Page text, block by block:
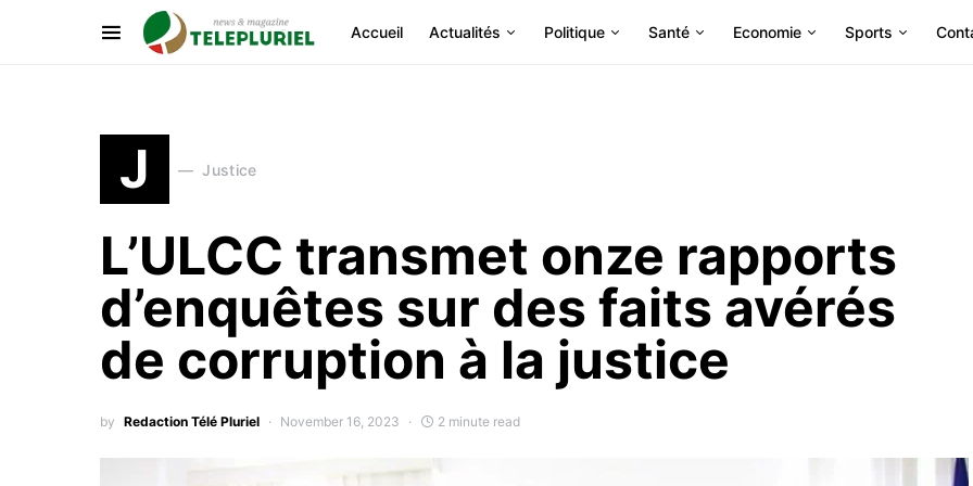
Accueil Actualités Politique Santé Economie Sports
J Justice
L’ULCC transmet onze rapports
d’enquêtes sur des faits avérés
de corruption à la justice
by Redaction Télé Pluriel November 16, 2023 2 minute read